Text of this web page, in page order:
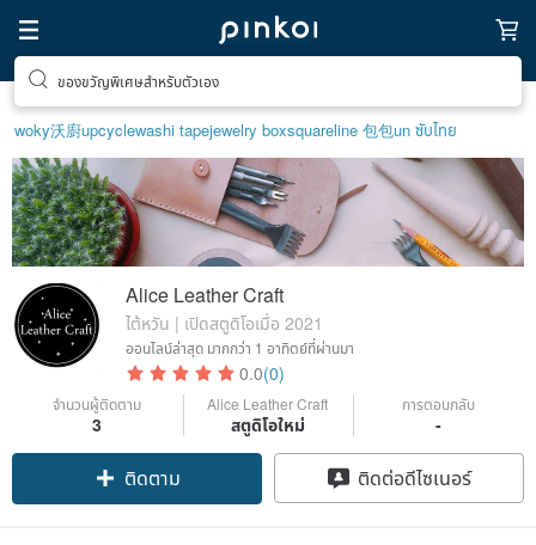
ของขวัญพิเศษสำหรับตัวเอง
woky沃廚upcyclewashi tapejewelry boxsquareline 包包un ซับไทย
Alice Leather Craft
ไต้หวัน | เปิดสตูดิโอเมื่อ 2021
ออนไลน์ล่าสุด มากกว่า 1 อาทิตย์ที่ผ่านมา
0.0(0)
จำนวนผู้ติดตาม
3
Alice Leather Craft
สตูดิโอใหม่
การตอบกลับ
-
ติดตาม ติดต่อดีไซเนอร์